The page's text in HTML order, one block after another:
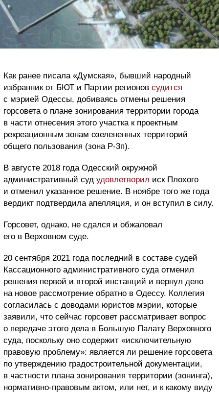
Как ранее писала «Думская», бывший народный
избранник от БЮТ и Партии регионов судится
с мэрией Одессы, добиваясь отмены решения
горсовета о плане зонирования территории города
в части отнесения этого участка к проектным
рекреационным зонам озелененных территорий
общего пользования (зона Р-3п).
В августе 2018 года Одесский окружной
административный суд удовлетворил иск Плохого
и отменил указанное решение. В ноябре того же года
вердикт подтвердила апелляция, и он вступил в силу.
Горсовет, однако, не сдался и обжаловал
его в Верховном суде.
20 сентября 2021 года последний в составе судей
Кассационного административного суда отменил
решения первой и второй инстанций и вернул дело
на новое рассмотрение обратно в Одессу. Коллегия
согласилась с доводами юристов мэрии, которые
заявили, что сейчас горсовет рассматривает вопрос
о передаче этого дела в Большую Палату Верховного
суда, поскольку оно содержит «исключительную
правовую проблему»: является ли решение горсовета
по утверждению градостроительной документации,
в частности плана зонирования территории (зонинга),
нормативно-правовым актом, или нет, и к какому виду